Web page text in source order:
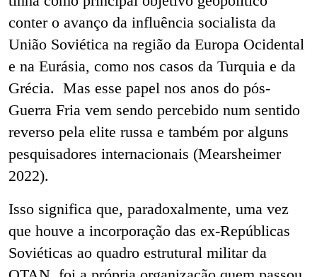
conter o avanço da influência socialista da
União Soviética na região da Europa Ocidental
e na Eurásia, como nos casos da Turquia e da
Grécia. Mas esse papel nos anos do pós-
Guerra Fria vem sendo percebido num sentido
reverso pela elite russa e também por alguns
pesquisadores internacionais (Mearsheimer
2022).
Isso significa que, paradoxalmente, uma vez
que houve a incorporação das ex-Repúblicas
Soviéticas ao quadro estrutural militar da